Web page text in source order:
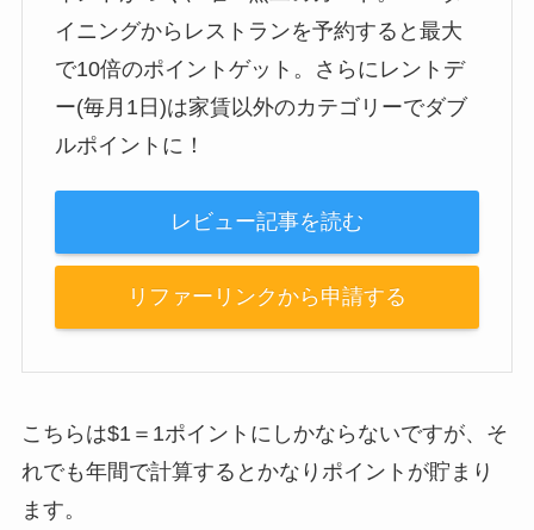
イニングからレストランを予約すると最大
で10倍のポイントゲット。さらにレントデ
ー(毎月1日)は家賃以外のカテゴリーでダブ
ルポイントに！
レビュー記事を読む
リファーリンクから申請する
こちらは$1＝1ポイントにしかならないですが、そ
れでも年間で計算するとかなりポイントが貯まり
ます。